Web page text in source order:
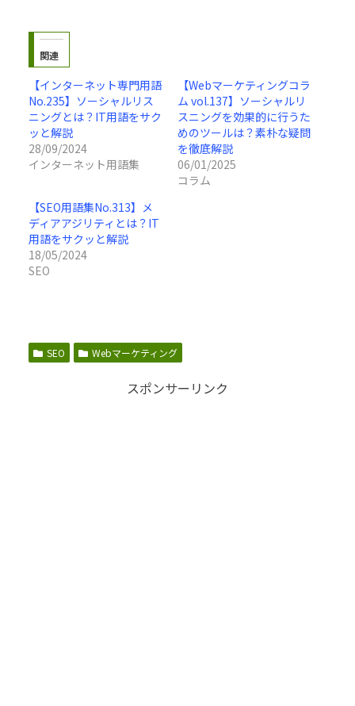
関連
【インターネット専門用語
No.235】ソーシャルリス
ニングとは？IT用語をサク
ッと解説
28/09/2024
インターネット用語集
【Webマーケティングコラ
ム vol.137】ソーシャルリ
スニングを効果的に行うた
めのツールは？素朴な疑問
を徹底解説
06/01/2025
コラム
【SEO用語集No.313】メ
ディアアジリティとは？IT
用語をサクッと解説
18/05/2024
SEO
SEO Webマーケティング
スポンサーリンク